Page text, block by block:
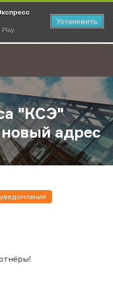
Play
Установить
Переезд офиса "КСЭ" Мурманск
"КСЭ"
адрес
уведомления